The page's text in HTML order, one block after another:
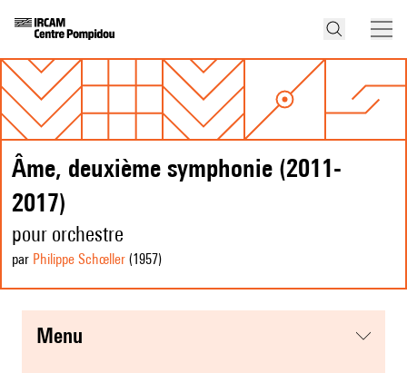
Âme, deuxième symphonie (2011-
2017)
pour orchestre
par Philippe Schœller (1957)
menu